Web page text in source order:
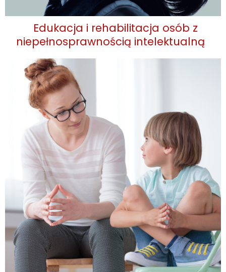
Edukacja i rehabilitacja osób z
niepełnosprawnością intelektualną